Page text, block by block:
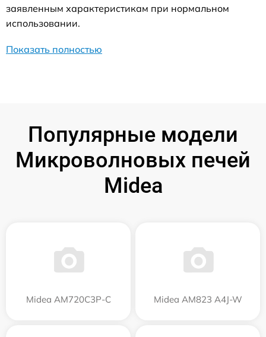
заявленным характеристикам при нормальном
использовании.
Показать полностью
Популярные модели
Микроволновых печей
Midea
Midea AM720C3P-C Midea AM823 A4J-W